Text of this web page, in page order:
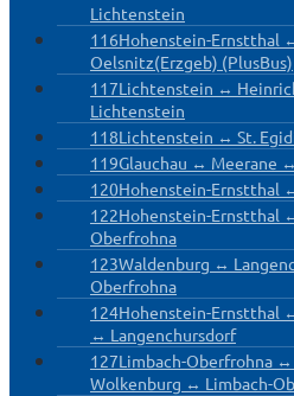
Lichtenstein
116Hohenstein-Ernstthal
Oelsnitz(Erzgeb) (PlusBus)
117Lichtenstein ↔
Lichtenstein
118Lichtenstein ↔ St.
119Glauchau ↔ Meerane
120Hohenstein-Ernstthal
122Hohenstein-Ernstthal
Oberfrohna
123Waldenburg ↔
Oberfrohna
124Hohenstein-Ernstthal
↔ Langenchursdorf
127Limbach-Oberfrohna
Wolkenburg ↔ Limbach-